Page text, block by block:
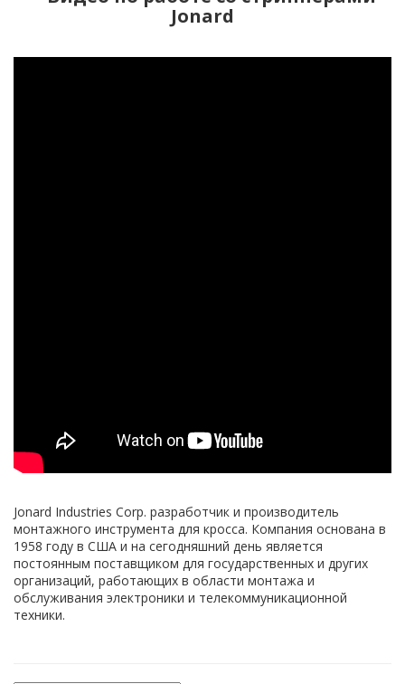
Jonard
Jonard Industries Corp. разработчик и производитель
монтажного инструмента для кросса. Компания основана в
1958 году в США и на сегодняшний день является
постоянным поставщиком для государственных и других
организаций, работающих в области монтажа и
обслуживания электроники и телекоммуникационной
техники.